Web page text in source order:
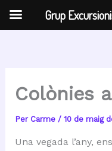
Colònies
Per Carme / 10 de maig
Una vegada l’any,
Grup